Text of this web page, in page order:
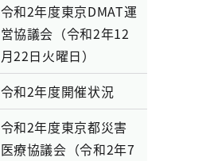
令和2年度東京DMAT運
営協議会（令和2年12
月22日火曜日）
令和2年度開催状況
令和2年度東京都災害
医療協議会（令和2年7